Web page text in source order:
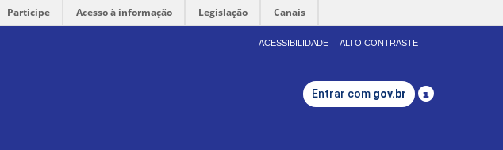
Participe Acesso à informação Legislação Canais
ACESSIBILIDADE ALTO CONTRASTE
Entrar com gov.br